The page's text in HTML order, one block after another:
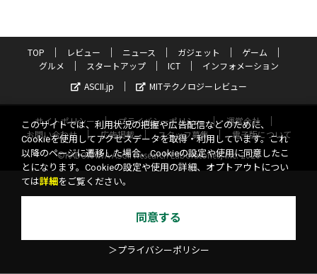
TOP レビュー ニュース ガジェット
ゲーム
グルメ
スタートアップ ICT
インフォメーション
ASCII.jp
MITテクノロジーレビュー
サイトポリシー プライバシーポリシー
運営会社
お問い合わせ
広告掲載 スタッフ募集
電子版について
©KADOKAWA ASCII Research Laboratories, Inc. 2026
このサイトでは、利用状況の把握や広告配信などのために、
Cookieを使用してアクセスデータを取得・利用しています。これ
以降のページに遷移した場合、Cookieの設定や使用に同意したこ
とになります。Cookieの設定や使用の詳細、オプトアウトについ
ては詳細 をご覧ください。
同意する
＞プライバシーポリシー